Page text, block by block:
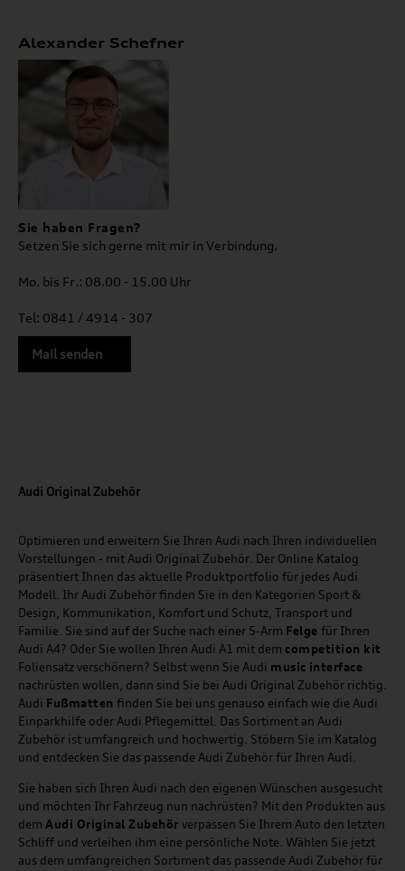
Alexander Schefner
Sie haben Fragen?
Setzen Sie sich gerne mit mir in Verbindung.
Mo. bis Fr.: 08.00 - 15.00 Uhr
Tel: 0841 / 4914 - 307
Mail senden
Audi Original Zubehör
Optimieren und erweitern Sie Ihren Audi nach Ihren individuellen
Vorstellungen - mit Audi Original Zubehör. Der Online Katalog
präsentiert Ihnen das aktuelle Produktportfolio für jedes Audi
Modell. Ihr Audi Zubehör finden Sie in den Kategorien Sport &
Design, Kommunikation, Komfort und Schutz, Transport und
Familie. Sie sind auf der Suche nach einer 5-Arm Felge für Ihren
Audi A4? Oder Sie wollen Ihren Audi A1 mit dem competition kit
Foliensatz verschönern? Selbst wenn Sie Audi music interface
nachrüsten wollen, dann sind Sie bei Audi Original Zubehör richtig.
Audi Fußmatten finden Sie bei uns genauso einfach wie die Audi
Einparkhilfe oder Audi Pflegemittel. Das Sortiment an Audi
Zubehör ist umfangreich und hochwertig. Stöbern Sie im Katalog
und entdecken Sie das passende Audi Zubehör für Ihren Audi.
Sie haben sich Ihren Audi nach den eigenen Wünschen ausgesucht
und möchten Ihr Fahrzeug nun nachrüsten? Mit den Produkten aus
dem Audi Original Zubehör verpassen Sie Ihrem Auto den letzten
Schliff und verleihen ihm eine persönliche Note. Wählen Sie jetzt
aus dem umfangreichen Sortiment das passende Audi Zubehör für